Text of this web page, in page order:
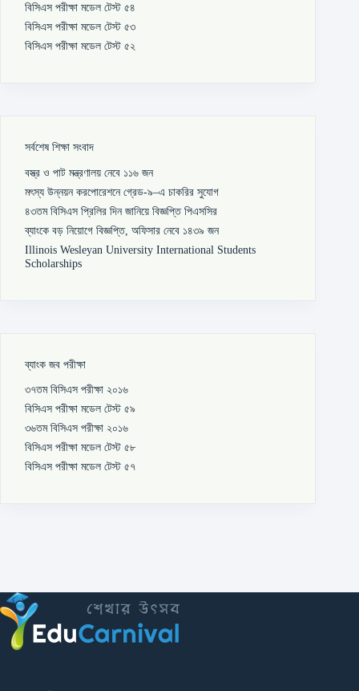
বিসিএস পরীক্ষা মডেল টেস্ট ৫৪
বিসিএস পরীক্ষা মডেল টেস্ট ৫৩
বিসিএস পরীক্ষা মডেল টেস্ট ৫২
সর্বশেষ শিক্ষা সংবাদ
বস্ত্র ও পাট মন্ত্রণালয় নেবে ১১৬ জন
মৎস্য উন্নয়ন করপোরেশনে গ্রেড-৯–এ চাকরির সুযোগ
৪৩তম বিসিএস প্রিলির দিন জানিয়ে বিজ্ঞপ্তি পিএসসির
ব্যাংকে বড় নিয়োগে বিজ্ঞপ্তি, অফিসার নেবে ১৪৩৯ জন
Illinois Wesleyan University International Students
Scholarships
ব্যাংক জব পরীক্ষা
৩৭তম বিসিএস পরীক্ষা ২০১৬
বিসিএস পরীক্ষা মডেল টেস্ট ৫৯
৩৬তম বিসিএস পরীক্ষা ২০১৬
বিসিএস পরীক্ষা মডেল টেস্ট ৫৮
বিসিএস পরীক্ষা মডেল টেস্ট ৫৭